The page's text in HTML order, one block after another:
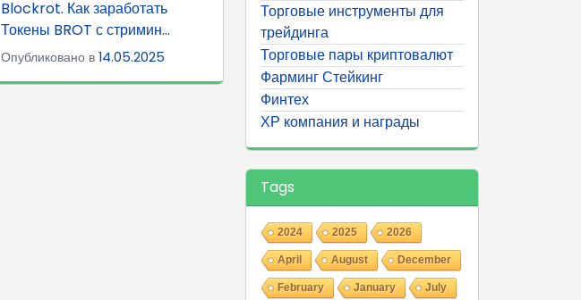
Blockrot. Как заработать
Токены BROT с стримин...
Опубликовано в 14.05.2025
Торговые инструменты для
трейдинга
Торговые пары криптовалют
Фарминг Стейкинг
Финтех
ХР компания и награды
Tags
2024 2025 2026
April August December
February January July